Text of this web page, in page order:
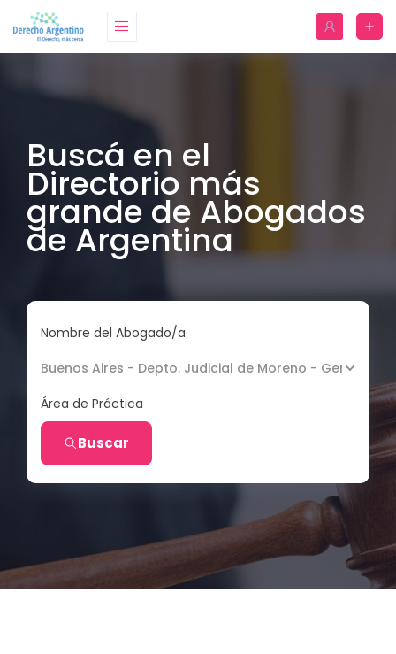
Buscá en el
Directorio más
grande de Abogados
de Argentina
Nombre del Abogado/a
Buenos Aires - Depto. Judicial de Moreno - General
Área de Práctica
Buscar